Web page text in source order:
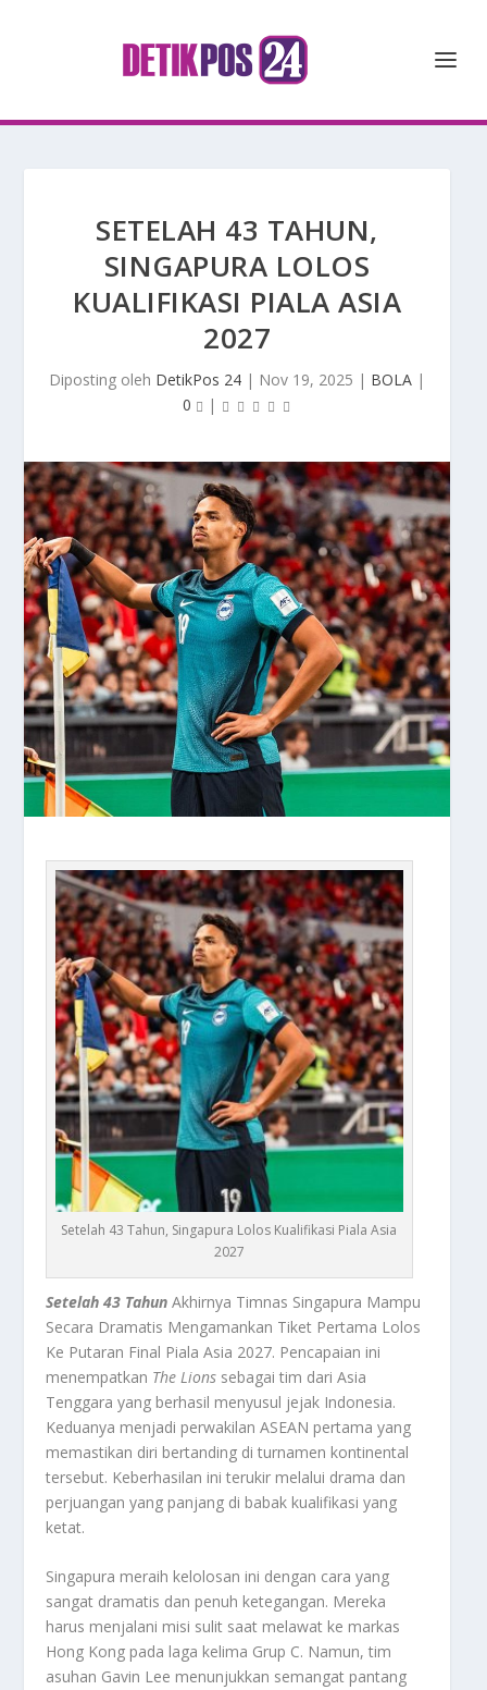
SETELAH 43 TAHUN,
SINGAPURA LOLOS
KUALIFIKASI PIALA ASIA
2027
Diposting oleh DetikPos 24 | Nov 19, 2025 | BOLA |
0
|
Setelah 43 Tahun, Singapura Lolos Kualifikasi Piala Asia
2027
Setelah 43 Tahun Akhirnya Timnas Singapura Mampu
Secara Dramatis Mengamankan Tiket Pertama Lolos
Ke Putaran Final Piala Asia 2027. Pencapaian ini
menempatkan The Lions sebagai tim dari Asia
Tenggara yang berhasil menyusul jejak Indonesia.
Keduanya menjadi perwakilan ASEAN pertama yang
memastikan diri bertanding di turnamen kontinental
tersebut. Keberhasilan ini terukir melalui drama dan
perjuangan yang panjang di babak kualifikasi yang
ketat.
Singapura meraih kelolosan ini dengan cara yang
sangat dramatis dan penuh ketegangan. Mereka
harus menjalani misi sulit saat melawat ke markas
Hong Kong pada laga kelima Grup C. Namun, tim
asuhan Gavin Lee menunjukkan semangat pantang